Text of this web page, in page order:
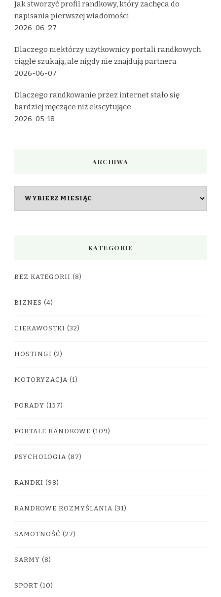
Jak stworzyć profil randkowy, który zachęca do
napisania pierwszej wiadomości
2026-06-27
Dlaczego niektórzy użytkownicy portali randkowych
ciągle szukają, ale nigdy nie znajdują partnera
2026-06-07
Dlaczego randkowanie przez internet stało się
bardziej męczące niż ekscytujące
2026-05-18
ARCHIWA
KATEGORIE
BEZ KATEGORII (8)
BIZNES (4)
CIEKAWOSTKI (32)
HOSTINGI (2)
MOTORYZACJA (1)
PORADY (157)
PORTALE RANDKOWE (109)
PSYCHOLOGIA (87)
RANDKI (98)
RANDKOWE ROZMYŚLANIA (31)
SAMOTNOŚĆ (27)
SARMY (8)
SPORT (10)